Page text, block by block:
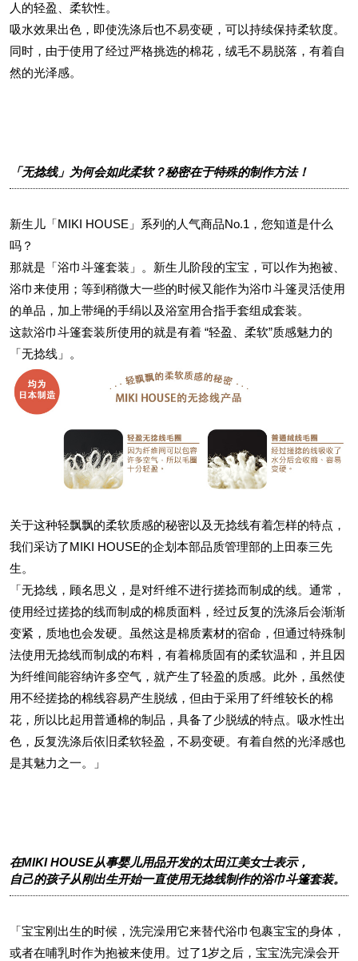
人的轻盈、柔软性。
吸水效果出色，即使洗涤后也不易变硬，可以持续保持柔软度。
同时，由于使用了经过严格挑选的棉花，绒毛不易脱落，有着自
然的光泽感。
「无捻线」为何会如此柔软？秘密在于特殊的制作方法！
新生儿「MIKI HOUSE」系列的人气商品No.1，您知道是什么
吗？
那就是「浴巾斗篷套装」。新生儿阶段的宝宝，可以作为抱被、
浴巾来使用；等到稍微大一些的时候又能作为浴巾斗篷灵活使用
的单品，加上带绳的手绢以及浴室用合指手套组成套装。
这款浴巾斗篷套装所使用的就是有着 “轻盈、柔软”质感魅力的
「无捻线」。
关于这种轻飘飘的柔软质感的秘密以及无捻线有着怎样的特点，
我们采访了MIKI HOUSE的企划本部品质管理部的上田泰三先
生。
「无捻线，顾名思义，是对纤维不进行搓捻而制成的线。通常，
使用经过搓捻的线而制成的棉质面料，经过反复的洗涤后会渐渐
变紧，质地也会发硬。虽然这是棉质素材的宿命，但通过特殊制
法使用无捻线而制成的布料，有着棉质固有的柔软温和，并且因
为纤维间能容纳许多空气，就产生了轻盈的质感。此外，虽然使
用不经搓捻的棉线容易产生脱绒，但由于采用了纤维较长的棉
花，所以比起用普通棉的制品，具备了少脱绒的特点。吸水性出
色，反复洗涤后依旧柔软轻盈，不易变硬。有着自然的光泽感也
是其魅力之一。」
在MIKI HOUSE从事婴儿用品开发的太田江美女士表示，
自己的孩子从刚出生开始一直使用无捻线制作的浴巾斗篷套装。
「宝宝刚出生的时候，洗完澡用它来替代浴巾包裹宝宝的身体，
或者在哺乳时作为抱被来使用。过了1岁之后，宝宝洗完澡会开